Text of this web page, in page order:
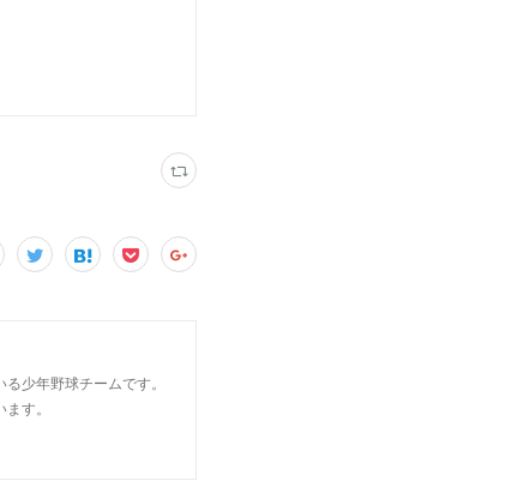
少年野球チームです。
す。